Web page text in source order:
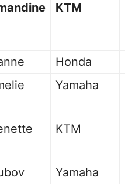
KTM
Honda
Yamaha
KTM
Yamaha